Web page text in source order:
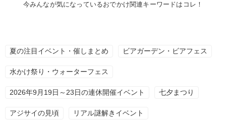
今みんなが気になっているおでかけ関連キーワードはコレ！
夏の注目イベント・催しまとめ ビアガーデン・ビアフェス
水かけ祭り・ウォーターフェス
2026年9月19日～23日の連休開催イベント 七夕まつり
アジサイの見頃 リアル謎解きイベント